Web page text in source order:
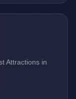
Attractions in